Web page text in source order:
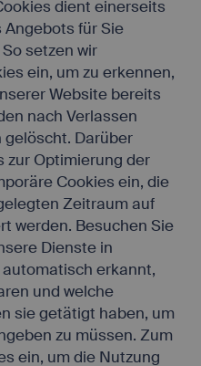
dient einerseits
für Sie
setzen wir
ein, um zu erkennen,
Website bereits
nach Verlassen
Darüber
zur Optimierung der
Cookies ein, die
Zeitraum auf
werden. Besuchen Sie
Dienste in
erkannt,
und welche
sie getätigt haben, um
zu müssen. Zum
ein, um die Nutzung